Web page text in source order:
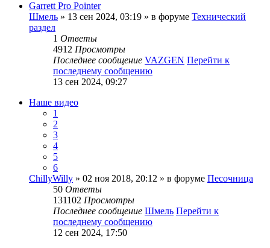
Garrett Pro Pointer
Шмель » 13 сен 2024, 03:19 » в форуме Технический
раздел
1 Ответы
4912 Просмотры
Последнее сообщение VAZGEN Перейти к
последнему сообщению
13 сен 2024, 09:27
Наше видео
1
2
3
4
5
6
ChillyWilly » 02 ноя 2018, 20:12 » в форуме Песочница
50 Ответы
131102 Просмотры
Последнее сообщение Шмель Перейти к
последнему сообщению
12 сен 2024, 17:50